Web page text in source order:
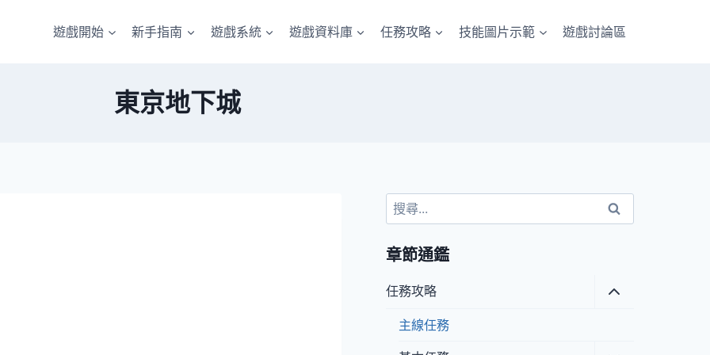
遊戲開始 新手指南 遊戲系統 遊戲資料庫 任務攻略 技能圖片示範 遊戲討論區
東京地下城
搜
尋
鍵
章節通鑑
任務攻略
Toggle
主線任務